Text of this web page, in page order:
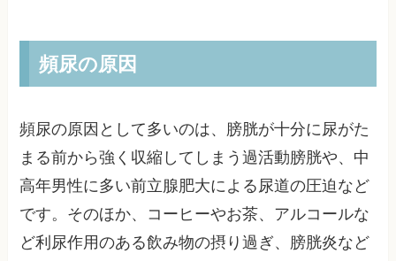
頻尿の原因
頻尿の原因として多いのは、膀胱が十分に尿がた
まる前から強く収縮してしまう過活動膀胱や、中
高年男性に多い前立腺肥大による尿道の圧迫など
です。そのほか、コーヒーやお茶、アルコールな
ど利尿作用のある飲み物の摂り過ぎ、膀胱炎など